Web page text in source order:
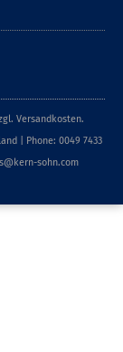
Versandkosten.
| Phone: 0049 7433
sohn.com